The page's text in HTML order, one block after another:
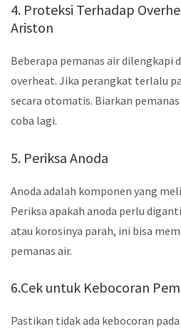
4. Proteksi Terhadap
Ariston
Beberapa pemanas air dilengkapi
overheat. Jika perangkat terlalu
secara otomatis. Biarkan
coba lagi.
5. Periksa Anoda
Anoda adalah komponen yang
Periksa apakah anoda perlu
atau korosinya parah, ini bisa
pemanas air.
6.Cek untuk Kebocoran
Pastikan tidak ada kebocoran